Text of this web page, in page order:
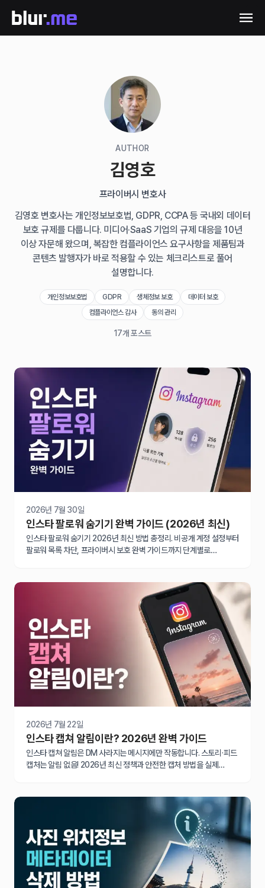
AUTHOR
김영호
프라이버시 변호사
김영호 변호사는 개인정보보호법, GDPR, CCPA 등 국내외 데이터
보호 규제를 다룹니다. 미디어·SaaS 기업의 규제 대응을 10년
이상 자문해 왔으며, 복잡한 컴플라이언스 요구사항을 제품팀과
콘텐츠 발행자가 바로 적용할 수 있는 체크리스트로 풀어
설명합니다.
개인정보보호법 GDPR 생체정보 보호
데이터 보호
컴플라이언스 감사
동의 관리
17개 포스트
2026년 7월 30일
인스타 팔로워 숨기기 완벽 가이드 (2026년 최신)
인스타 팔로워 숨기기 2026년 최신 방법 총정리. 비공개 계정 설정부터
팔로워 목록 차단, 프라이버시 보호 완벽 가이드까지 단계별로
2026년 7월 22일
인스타 캡쳐 알림이란? 2026년 완벽 가이드
인스타 캡쳐 알림은 DM 사라지는 메시지에만 작동합니다. 스토리·피드
캡처는 알림 없음! 2026년 최신 정책과 안전한 캡처 방법을 실제